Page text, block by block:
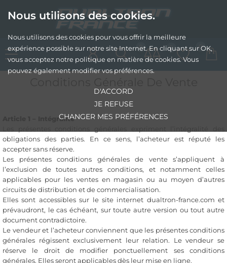
Nous utilisons des cookies.
Nous utilisons des cookies pour vous offrir la meilleure
expérience possible sur notre site Internet. En cliquant sur OK,
vous acceptez notre politique en matière de cookies. Vous
pouvez également modifier vos préférences.
D'ACCORD
JE REFUSE
CHANGER MES PRÉFÉRENCES
0 0 0
Article 1 – Intégralité
obligations des parties. En ce sens, l’acheteur est réputé les
accepter sans réserve.
Les présentes conditions générales de vente s’appliquent à
l’exclusion de toutes autres conditions, et notamment celles
applicables pour les ventes en magasin ou au moyen d’autres
circuits de distribution et de commercialisation.
Elles sont accessibles sur le site internet dualtron-france.com et
prévaudront, le cas échéant, sur toute autre version ou tout autre
document contradictoire.
Le vendeur et l’acheteur conviennent que les présentes conditions
générales régissent exclusivement leur relation. Le vendeur se
réserve le droit de modifier ponctuellement ses conditions
générales. Elles seront applicables dès leur mise en ligne.